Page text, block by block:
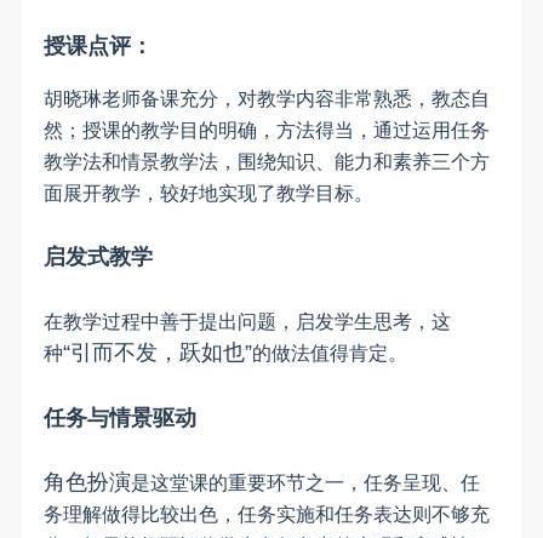
授课点评：
胡晓琳老师备课充分，对教学内容非常熟悉，教态自
然；授课的教学目的明确，方法得当，通过运用任务
教学法和情景教学法，围绕知识、能力和素养三个方
面展开教学，较好地实现了教学目标。
启发式教学
在教学过程中善于提出问题，启发学生思考，这
种“引而不发，跃如也”的做法值得肯定。
任务与情景驱动
角色扮演是这堂课的重要环节之一，任务呈现、任
务理解做得比较出色，任务实施和任务表达则不够充